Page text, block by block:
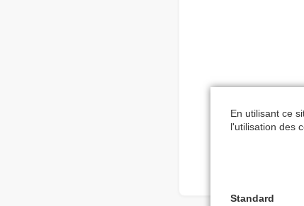
En utilisant ce
l'utilisation des
Standard